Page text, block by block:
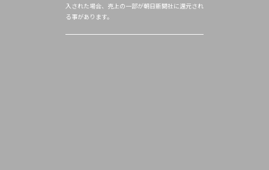
入された場合、売上の一部が朝日新聞社に還元され
る事があります。